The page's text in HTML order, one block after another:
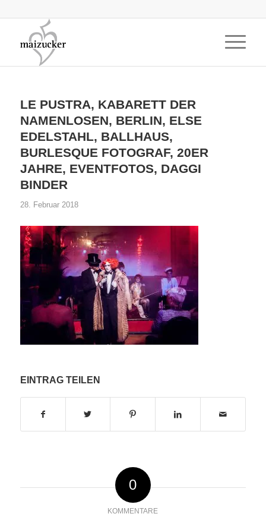
LE PUSTRA, KABARETT DER
NAMENLOSEN, BERLIN, ELSE
EDELSTAHL, BALLHAUS,
BURLESQUE FOTOGRAF, 20ER
JAHRE, EVENTFOTOS, DAGGI
BINDER
28. Februar 2018
EINTRAG TEILEN
0
KOMMENTARE